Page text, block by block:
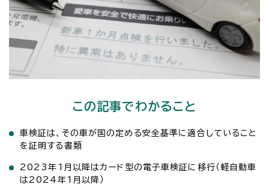
この記事でわかること
車検証は、その車が国の定める安全基準に適合していること
を証明する書類
2023年1月以降はカード型の電子車検証に移行（軽自動車
は2024年1月以降）